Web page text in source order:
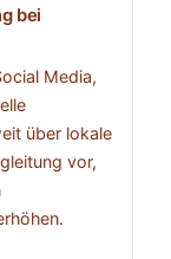
bei
Media,
über lokale
vor,